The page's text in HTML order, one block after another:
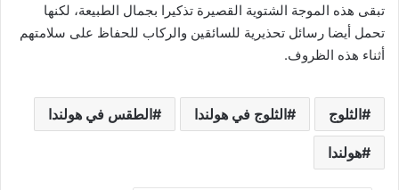
تبقى هذه الموجة الشتوية القصيرة تذكيرا بجمال الطبيعة، لكنها
تحمل أيضا رسائل تحذيرية للسائقين والركاب للحفاظ على سلامتهم
أثناء هذه الظروف.
الثلوج الثلوج في هولندا الطقس في هولندا
هولندا